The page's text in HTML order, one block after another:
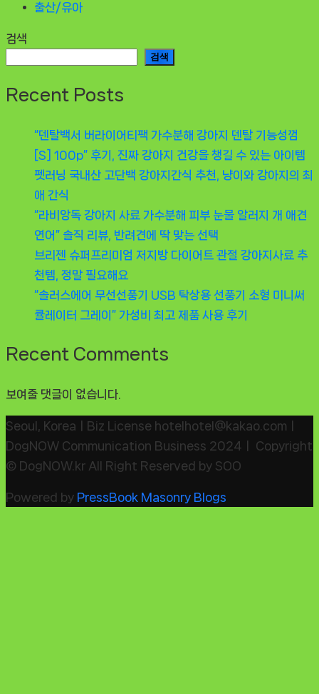
출산/유아
검색
검색
Recent Posts
“덴탈백서 버라이어티팩 가수분해 강아지 덴탈 기능성껌
[S] 100p” 후기, 진짜 강아지 건강을 챙길 수 있는 아이템
펫러닝 국내산 고단백 강아지간식 추천, 냥이와 강아지의 최
애 간식
“라비앙독 강아지 사료 가수분해 피부 눈물 알러지 개 애견
연어” 솔직 리뷰, 반려견에 딱 맞는 선택
브리젠 슈퍼프리미엄 저지방 다이어트 관절 강아지사료 추
천템, 정말 필요해요
“솔러스에어 무선선풍기 USB 탁상용 선풍기 소형 미니써
큘레이터 그레이” 가성비 최고 제품 사용 후기
Recent Comments
보여줄 댓글이 없습니다.
Seoul, KoreaㅣBiz License hotelhotel@kakao.comㅣ
DogNOW Communication Business 2024ㅣ Copyright
© DogNOW.kr All Right Reserved by SOO
Powered by PressBook Masonry Blogs